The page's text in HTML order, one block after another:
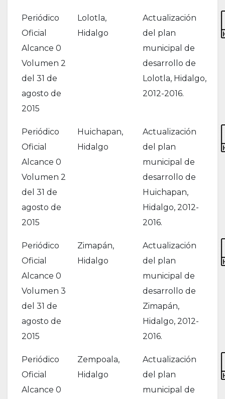
Periódico
Oficial
Alcance 0
Volumen 2
del 31 de
agosto de
2015
Lolotla,
Hidalgo
Actualización
del plan
municipal de
desarrollo de
Lolotla, Hidalgo,
2012-2016.
Periódico
Oficial
Alcance 0
Volumen 2
del 31 de
agosto de
2015
Huichapan,
Hidalgo
Actualización
del plan
municipal de
desarrollo de
Huichapan,
Hidalgo, 2012-
2016.
Periódico
Oficial
Alcance 0
Volumen 3
del 31 de
agosto de
2015
Zimapán,
Hidalgo
Actualización
del plan
municipal de
desarrollo de
Zimapán,
Hidalgo, 2012-
2016.
Periódico
Oficial
Alcance 0
Zempoala,
Hidalgo
Actualización
del plan
municipal de